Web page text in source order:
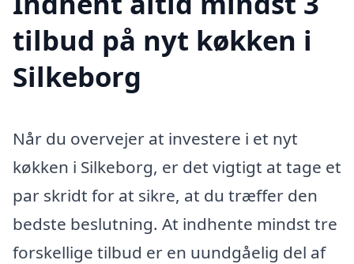
tilbud på nyt køkken i
Silkeborg
Når du overvejer at investere i et nyt
køkken i Silkeborg, er det vigtigt at tage et
par skridt for at sikre, at du træffer den
bedste beslutning. At indhente mindst tre
forskellige tilbud er en uundgåelig del af